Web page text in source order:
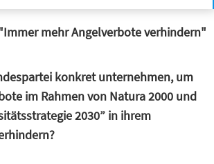
mehr Angelverbote verhindern"
konkret unternehmen, um
im Rahmen von Natura 2000 und
2030” in ihrem